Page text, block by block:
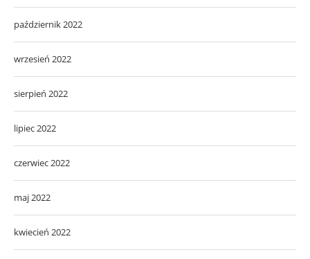
październik 2022
wrzesień 2022
sierpień 2022
lipiec 2022
czerwiec 2022
maj 2022
kwiecień 2022